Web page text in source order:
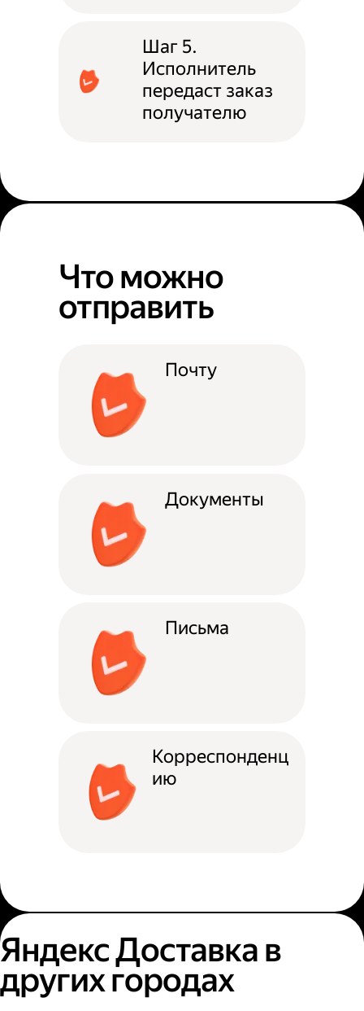
Шаг 5.
Исполнитель
передаст заказ
получателю
Что можно
отправить
Почту
Документы
Письма
Корреспонденц
ию
Яндекс Доставка в
других городах